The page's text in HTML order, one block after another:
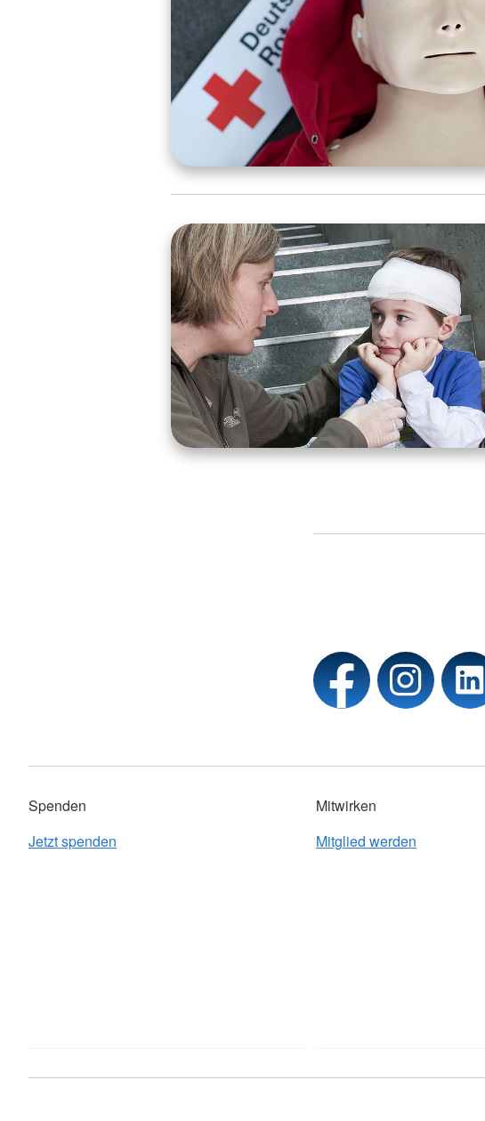
Spenden
Jetzt spenden
Mitwirken
Mitglied werden